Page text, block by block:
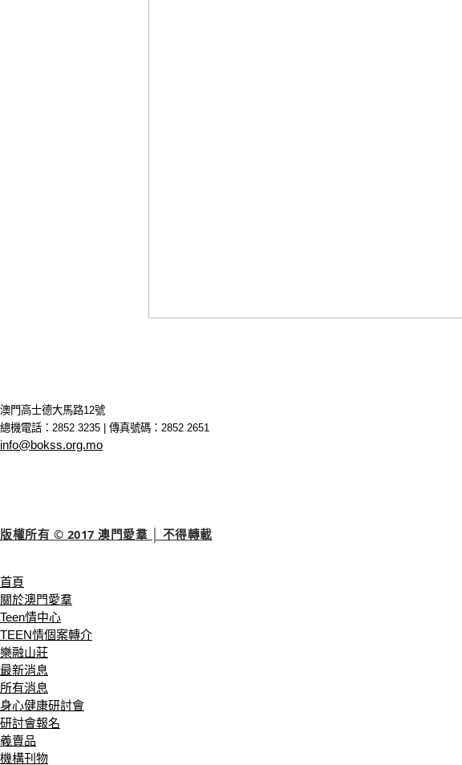
澳門高士德大馬路12號
總機電話：2852 3235 | 傳真號碼：2852 2651
info@bokss.org.mo
版權所有 © 2017 澳門愛羣 │ 不得轉載
首頁
關於澳門愛羣
Teen情中心
TEEN情個案轉介
樂融山莊
最新消息
所有消息
身心健康研討會
研討會報名
義賣品
機構刊物